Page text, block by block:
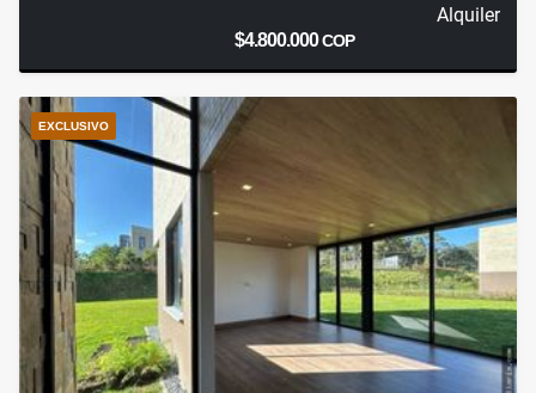
Alquiler
$4.800.000COP
EXCLUSIVO